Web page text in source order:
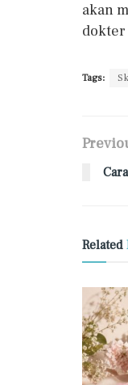
akan
dokter
Tags:
Related